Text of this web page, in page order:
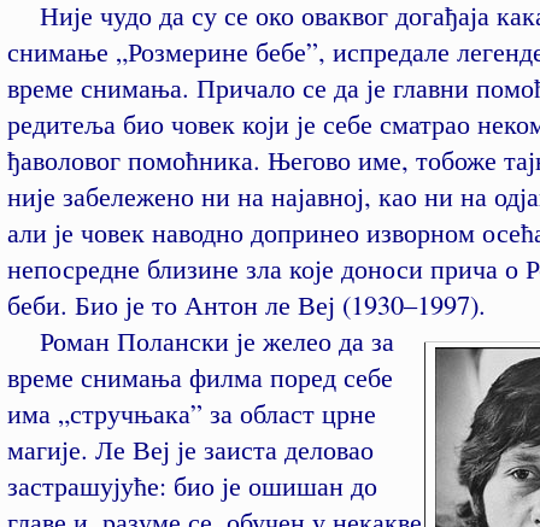
Није чудо да су се око оваквог догађаја
снимање „Розмерине бебе”, испредале
време снимања. Причало се да је главни
редитеља био човек који је себе сматрао
ђаволовог помоћника. Његово име, тобоже
није забележено ни на најавној, као ни на
али је човек наводно допринео изворном
непосредне близине зла које доноси прича о
беби. Био је то Антон ле Веј (1930–1997).
Роман Полански је желео да за
време снимања филма поред себе
има „стручњака” за област црне
магије. Ле Веј је заиста деловао
застрашујуће: био је ошишан до